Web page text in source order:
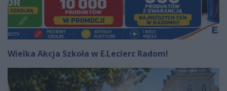
Wielka Akcja Szkoła w E.Leclerc Radom!